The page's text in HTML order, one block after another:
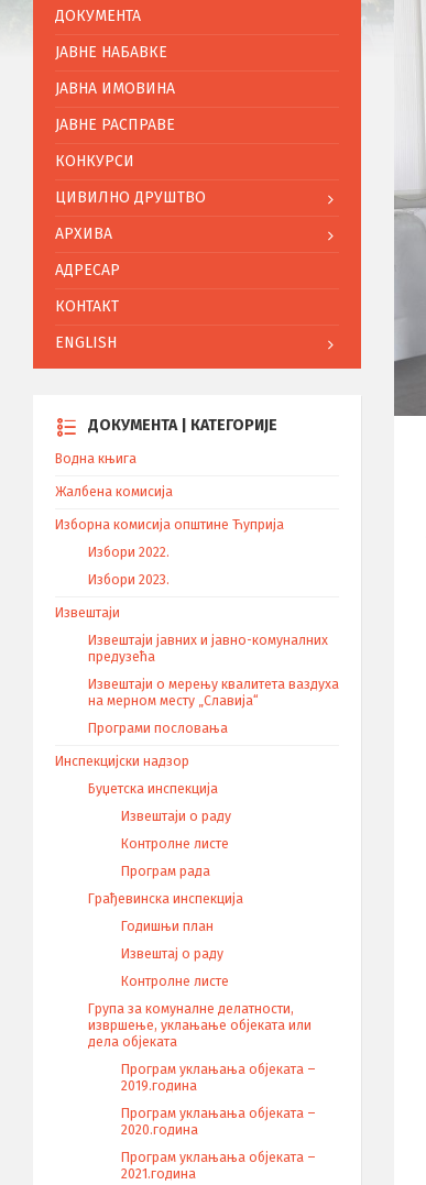
ДОКУМЕНТА
ЈАВНЕ НАБАВКЕ
ЈАВНА ИМОВИНА
ЈАВНЕ РАСПРАВЕ
КОНКУРСИ
ЦИВИЛНО ДРУШТВО
АРХИВА
АДРЕСАР
КОНТАКТ
ENGLISH
ДОКУМЕНТА | КАТЕГОРИЈЕ
Водна књига
Жалбена комисија
Изборна комисија општине Ћуприја
Избори 2022.
Избори 2023.
Извештаји
Извештаји јавних и јавно-комуналних
предузећа
Извештаји о мерењу квалитета ваздуха
на мерном месту „Славија“
Програми пословања
Инспекцијски надзор
Буџетска инспекција
Извештаји о раду
Контролне листе
Програм рада
Грађевинска инспекција
Годишњи план
Извештај о раду
Контролне листе
Група за комуналне делатности,
извршење, уклањање објеката или
дела објеката
Програм уклањања објеката –
2019.година
Програм уклањања објеката –
2020.година
Програм уклањања објеката –
2021.година